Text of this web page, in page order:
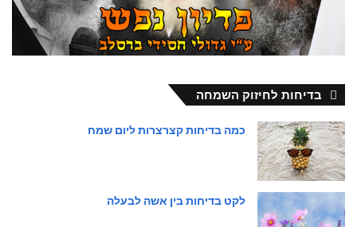
בדיחות לחיזוק השמחה
כמה בדיחות קצרצרות ליום שמח
לקט בדיחות בין אשה לבעלה